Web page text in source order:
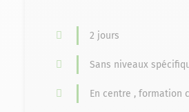
2 jours
Sans niveaux
En centre , formation